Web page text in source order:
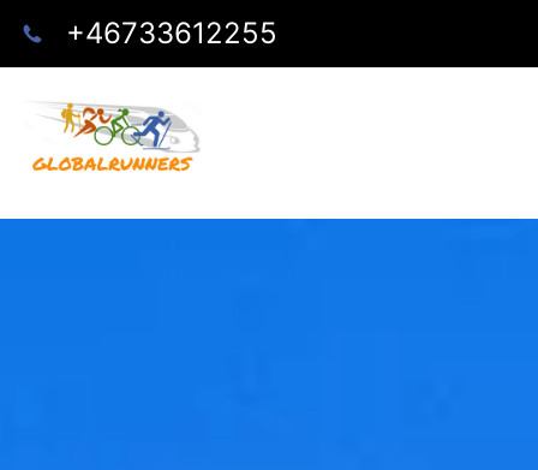
+46733612255